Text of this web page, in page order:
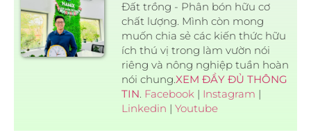
Đất trồng - Phân bón hữu cơ
chất lượng. Mình còn mong
muốn chia sẻ các kiến thức hữu
ích thú vị trong làm vườn nói
riêng và nông nghiệp tuần hoàn
nói chung. XEM ĐẦY ĐỦ THÔNG
TIN Facebook | Instagram |
Linkedin | Youtube